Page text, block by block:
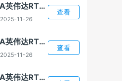
NVIDIA英伟达RTX 4070显卡驱动
2025-11-26
查看
NVIDIA英伟达RTX 5060显卡驱动
2025-11-26
查看
NVIDIA英伟达RTX 5060 Ti显卡驱动